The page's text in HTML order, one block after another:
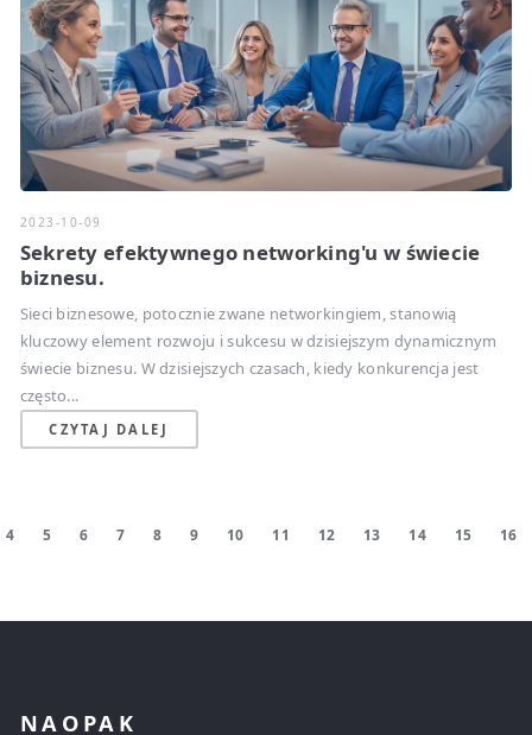
2023-10-09
Sekrety efektywnego networking'u w świecie
biznesu.
Sieci biznesowe, potocznie zwane networkingiem, stanowią
kluczowy element rozwoju i sukcesu w dzisiejszym dynamicznym
świecie biznesu. W dzisiejszych czasach, kiedy konkurencja jest
często...
CZYTAJ DALEJ
4 5 6 7 8 9 10 11 12 13 14 15 16
NAOPAK